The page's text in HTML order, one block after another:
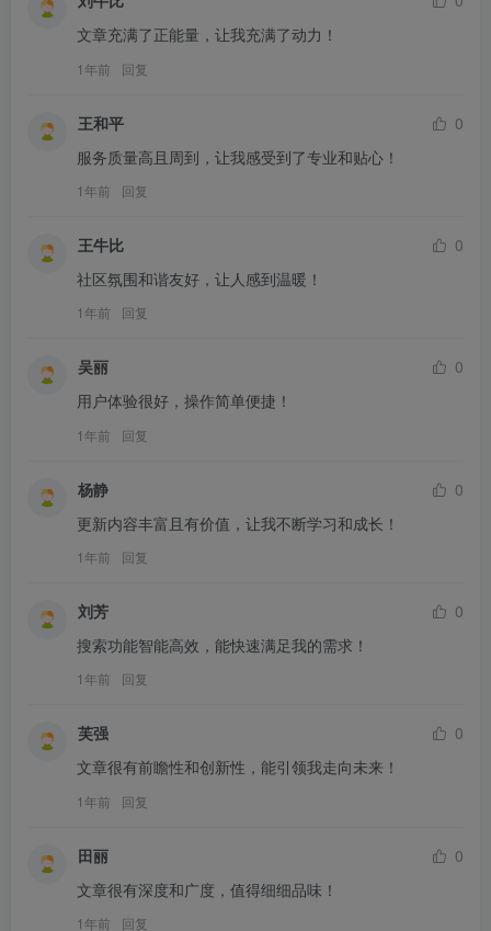
文章充满了正能量，让我充满了动力！
1年前 回复
王和平
0
服务质量高且周到，让我感受到了专业和贴心！
1年前 回复
王牛比
0
社区氛围和谐友好，让人感到温暖！
1年前 回复
吴丽
0
用户体验很好，操作简单便捷！
1年前 回复
杨静
0
更新内容丰富且有价值，让我不断学习和成长！
1年前 回复
刘芳
0
搜索功能智能高效，能快速满足我的需求！
1年前 回复
芙强
0
文章很有前瞻性和创新性，能引领我走向未来！
1年前 回复
田丽
0
文章很有深度和广度，值得细细品味！
1年前 回复